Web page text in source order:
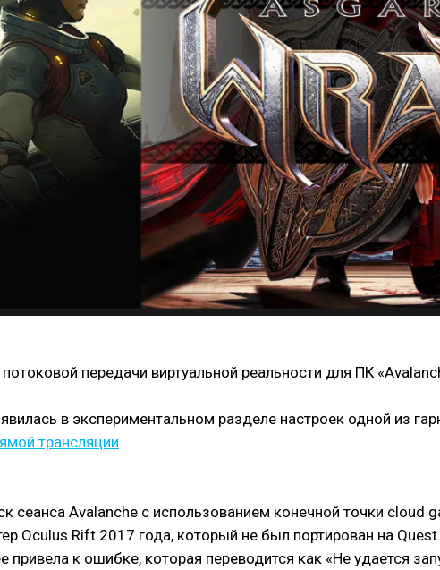
передачи виртуальной реальности для ПК
в экспериментальном разделе настроек одной из
трансляции.
сеанса Avalanche с использованием конечной точки cloud
Oculus Rift 2017 года, который не был портирован на Quest.
к ошибке, которая переводится как «Не удается